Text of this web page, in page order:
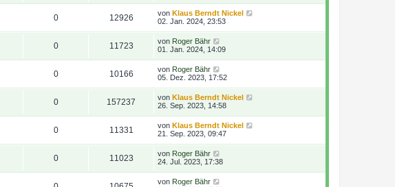
0 12926 von Klaus Berndt Nickel
02. Jan. 2024, 23:53
0 11723 von Roger Bähr
01. Jan. 2024, 14:09
0 10166 von Roger Bähr
05. Dez. 2023, 17:52
0 157237 von Klaus Berndt Nickel
26. Sep. 2023, 14:58
0 11331 von Klaus Berndt Nickel
21. Sep. 2023, 09:47
0 11023 von Roger Bähr
24. Jul. 2023, 17:38
von Roger Bähr